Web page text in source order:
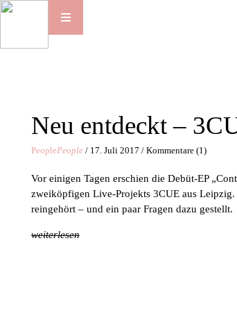
Neu entdeckt –
PeoplePeople/ 17. Juli 2017 / Kommentare (1)
Vor einigen Tagen erschien die Debüt-EP
zweiköpfigen Live-Projekts 3CUE aus Leipzig.
reingehört – und ein paar Fragen dazu gestellt.
weiterlesen